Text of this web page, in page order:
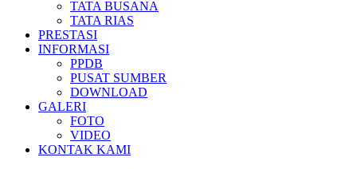
TATA BUSANA
TATA RIAS
PRESTASI
INFORMASI
PPDB
PUSAT SUMBER
DOWNLOAD
GALERI
FOTO
VIDEO
KONTAK KAMI